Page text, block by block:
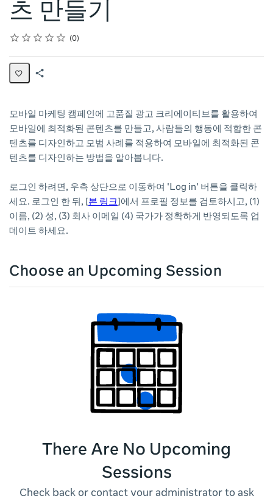
츠 만들기
Rating
1 star
2 stars
3 stars
4 stars
5 stars
Average rating: 0 0
No reviews
모바일 마케팅 캠페인에 고품질 광고 크리에이티브를 활용하여
모바일에 최적화된 콘텐츠를 만들고, 사람들의 행동에 적합한 콘
텐츠를 디자인하고 모범 사례를 적용하여 모바일에 최적화된 콘
텐츠를 디자인하는 방법을 알아봅니다.
로그인 하려면, 우측 상단으로 이동하여 'Log in' 버튼을 클릭하
세요. 로그인 한 뒤, [본 링크] 에서 프로필 정보를 검토하시고, (1)
이름, (2) 성, (3) 회사 이메일 (4) 국가가 정확하게 반영되도록 업
데이트 하세요.
Choose an Upcoming Session
There Are No Upcoming
Sessions
Check back or contact your administrator to ask